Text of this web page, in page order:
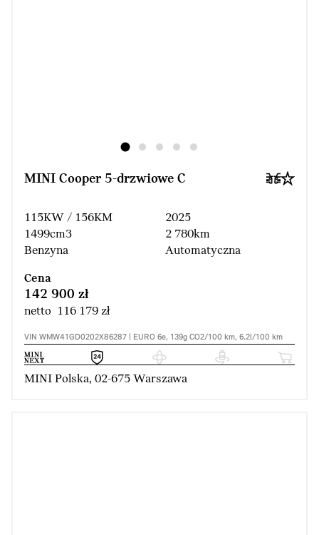
MINI Cooper 5-drzwiowe C
115KW / 156KM
1499cm3
Benzyna
2025
2 780km
Automatyczna
Cena
142 900 zł
netto 116 179 zł
VIN WMW41GD0202X86287 | EURO 6e, 139g CO2/100 km, 6.2l/100 km
MINI Polska, 02-675 Warszawa